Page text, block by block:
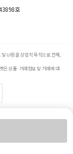
호
UI등을 상업적 목적으로 전재,
은 상품·거래정보 및 거래에 대